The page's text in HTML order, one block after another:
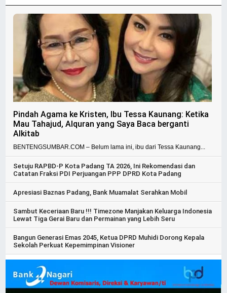
Pindah Agama ke Kristen, Ibu Tessa Kaunang: Ketika
Mau Tahajud, Alquran yang Saya Baca berganti
Alkitab
BENTENGSUMBAR.COM – Belum lama ini, ibu dari Tessa Kaunang...
Setuju RAPBD-P Kota Padang TA 2026, Ini Rekomendasi dan
Catatan Fraksi PDI Perjuangan PPP DPRD Kota Padang
Apresiasi Baznas Padang, Bank Muamalat Serahkan Mobil
Sambut Keceriaan Baru !!! Timezone Manjakan Keluarga Indonesia
Lewat Tiga Gerai Baru dan Permainan yang Lebih Seru
Bangun Generasi Emas 2045, Ketua DPRD Muhidi Dorong Kepala
Sekolah Perkuat Kepemimpinan Visioner